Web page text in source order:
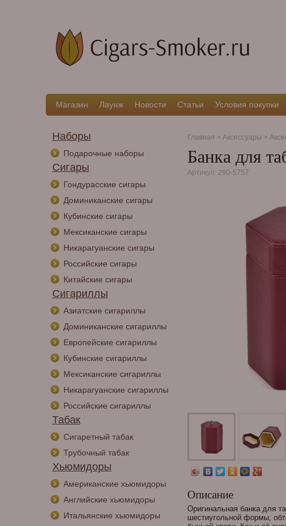
Магазин Лаунж Новости Статьи Условия покупки
Наборы
Подарочные наборы
Сигары
Гондурасские сигары
Доминиканские сигары
Кубинские сигары
Мексиканские сигары
Никарагуанские сигары
Российские сигары
Китайские сигары
Сигариллы
Азиатские сигариллы
Доминиканские сигариллы
Европейские сигариллы
Кубинские сигариллы
Мексиканские сигариллы
Никарагуанские сигариллы
Российские сигариллы
Табак
Сигаретный табак
Трубочный табак
Хьюмидоры
Американские хьюмидоры
Английские хьюмидоры
Итальянские хьюмидоры
Главная > Аксессуары >
Банка для
Артикул: 290-5757
Описание
Оригинальная банка для
шестиугольной формы,